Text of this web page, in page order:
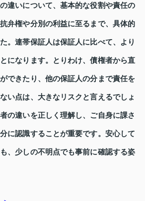
違いについて、基本的な役割や責任の
弁権や分別の利益に至るまで、具体的
。連帯保証人は保証人に比べて、より
になります。とりわけ、債権者から直
できたり、他の保証人の分まで責任を
い点は、大きなリスクと言えるでしょ
の違いを正しく理解し、ご自身に課さ
に認識することが重要です。安心して
、少しの不明点でも事前に確認する姿